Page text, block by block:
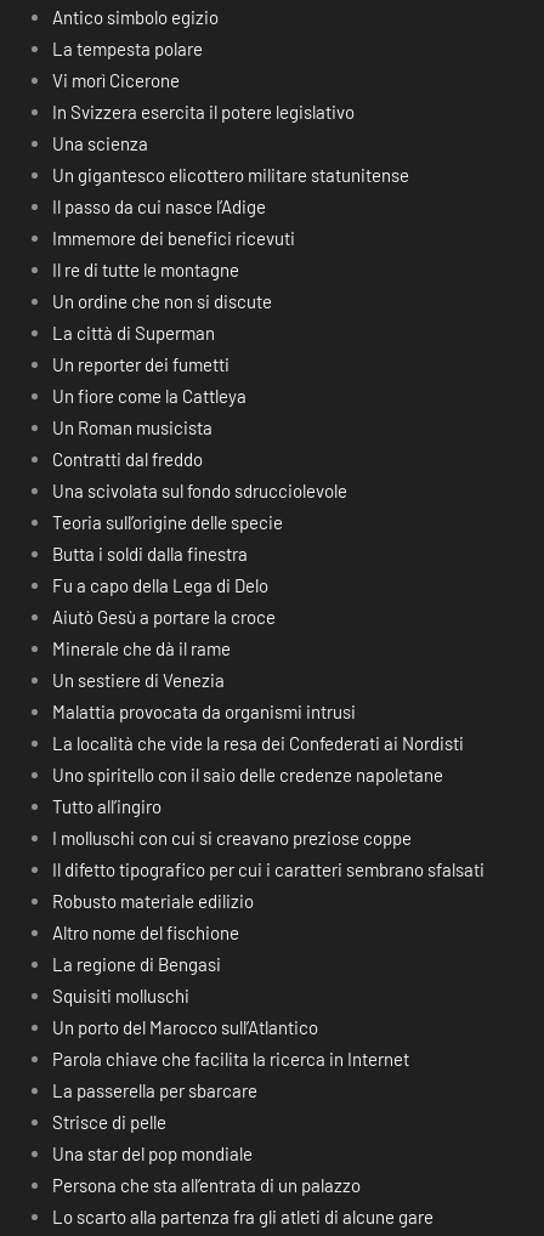
Antico simbolo egizio
La tempesta polare
Vi morì Cicerone
In Svizzera esercita il potere legislativo
Una scienza
Un gigantesco elicottero militare statunitense
Il passo da cui nasce l’Adige
Immemore dei benefici ricevuti
Il re di tutte le montagne
Un ordine che non si discute
La città di Superman
Un reporter dei fumetti
Un fiore come la Cattleya
Un Roman musicista
Contratti dal freddo
Una scivolata sul fondo sdrucciolevole
Teoria sull’origine delle specie
Butta i soldi dalla finestra
Fu a capo della Lega di Delo
Aiutò Gesù a portare la croce
Minerale che dà il rame
Un sestiere di Venezia
Malattia provocata da organismi intrusi
La località che vide la resa dei Confederati ai Nordisti
Uno spiritello con il saio delle credenze napoletane
Tutto all’ingiro
I molluschi con cui si creavano preziose coppe
Il difetto tipografico per cui i caratteri sembrano sfalsati
Robusto materiale edilizio
Altro nome del fischione
La regione di Bengasi
Squisiti molluschi
Un porto del Marocco sull’Atlantico
Parola chiave che facilita la ricerca in Internet
La passerella per sbarcare
Strisce di pelle
Una star del pop mondiale
Persona che sta all’entrata di un palazzo
Lo scarto alla partenza fra gli atleti di alcune gare